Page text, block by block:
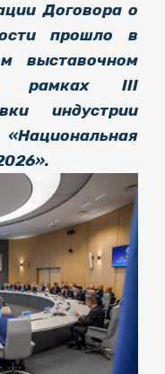
Договора о
прошло в
выставочном
рамках III
индустрии